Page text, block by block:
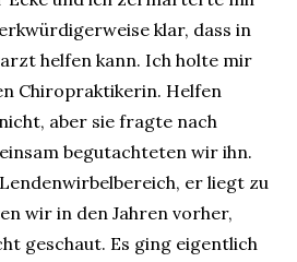
klar, dass in
helfen kann. Ich holte mir
Chiropraktikerin. Helfen
aber sie fragte nach
begutachteten wir ihn.
er liegt zu
wir in den Jahren vorher,
geschaut. Es ging eigentlich